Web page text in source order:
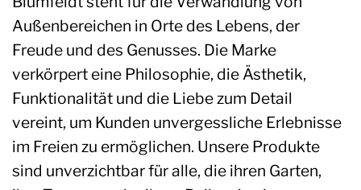
Außenbereichen in Orte des Lebens, der
Freude und des Genusses. Die Marke
verkörpert eine Philosophie, die Ästhetik,
Funktionalität und die Liebe zum Detail
vereint, um Kunden unvergessliche Erlebnisse
im Freien zu ermöglichen. Unsere Produkte
sind unverzichtbar für alle, die ihren Garten,